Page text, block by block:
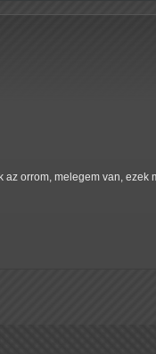
orrom, melegem van, ezek